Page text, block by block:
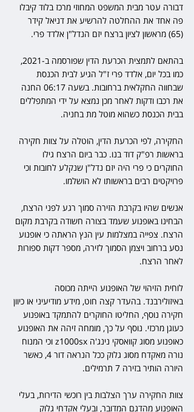
דבורה עטר מבית המשפט המחוזי מרכז בלוד קיבלו
פה אחד את ההחלטה להרשיע את דניאל קידר
(65) מראשון לציון ברצח יזם הנדל"ן אלדד פרי.
בהתאם לתמצית הכרעת הדין שפורסמה ב-2021,
כמו בכל יום, אלדד פרי ז"ל הגיע לבית הכנסת
שבחווה החקלאית ברחובות. בשעה 06:17 החנה
את רכבו ודקות לאחר מכן נמצא על ידי המתפללים
בבית הכנסת כשהוא מוטל מת בחניה.
החקירה, לפי הכרעת הדין, הוטלה על צוות חקירה
בראשות רפ"ק דוד בנו. כבר ביום הרצח גילו
החוקרים כי פרי היה יזם נדל"ן שנקלע לחובות וכי
פרויקטים רבים בראשותו לא הושלמו.
אנשים שהיו בקרבת הזירה סמוך רגע לפני הרצח,
הבחינו באופנוע שעמד בצורה חשודה בקרבת מקום
הרצח. צפייה במצלמות עין הנץ הראתה כי אופנוע
נסע ברחוב ויצמן הסמוך לזירה, מספר דקות ספורות
לאחר הרצח.
לוחית הזיהוי של האופנוע הייתה מכוסה
באיזולירבנד. בהעדר קצה חוט, מידע מודיעיני או כיוון
חקירה נוסף, החליטו החוקרים להתמקד באופנוע
כעוגן מרכזי. נוסף על כך, מומחה זיהה את האופנוע
כאופנוע מסוג קוואסקי נינג'ה z1000sx וכי המנוח
נורה מאקדח מסוג גלוק ככל הנראה דור 4, כאשר
היורה הותיר בזירה 7 תרמילים.
צוות החקירה ערך הצלבות בין רוכשי הדירות, בעלי
האופנוע מהדגם המדובר, ובעלי אקדחי גלוק